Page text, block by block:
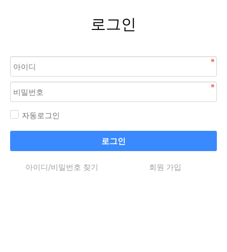
로그인
자동로그인
로그인
아이디/비밀번호 찾기 회원 가입